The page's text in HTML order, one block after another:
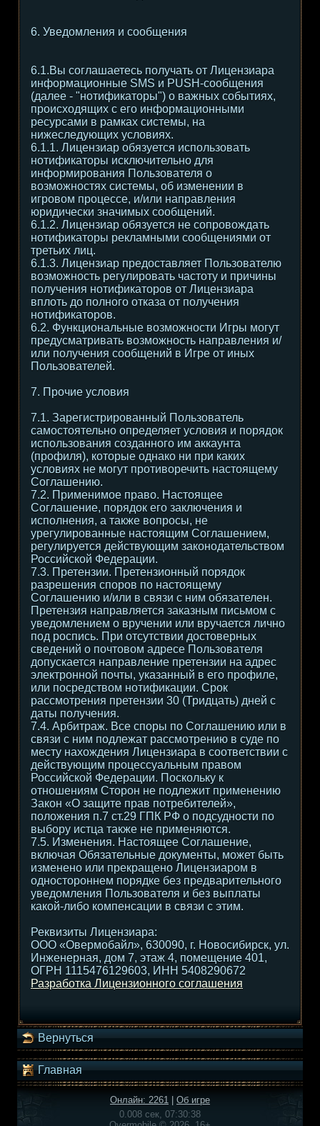
6. Уведомления и сообщения
6.1.Вы соглашаетесь получать от Лицензиара
информационные SMS и PUSH-сообщения
(далее - "нотификаторы") о важных событиях,
происходящих с его информационными
ресурсами в рамках системы, на
нижеследующих условиях.
6.1.1. Лицензиар обязуется использовать
нотификаторы исключительно для
информирования Пользователя о
возможностях системы, об изменении в
игровом процессе, и/или направления
юридически значимых сообщений.
6.1.2. Лицензиар обязуется не сопровождать
нотификаторы рекламными сообщениями от
третьих лиц.
6.1.3. Лицензиар предоставляет Пользователю
возможность регулировать частоту и причины
получения нотификаторов от Лицензиара
вплоть до полного отказа от получения
нотификаторов.
6.2. Функциональные возможности Игры могут
предусматривать возможность направления и/
или получения сообщений в Игре от иных
Пользователей.
7. Прочие условия
7.1. Зарегистрированный Пользователь
самостоятельно определяет условия и порядок
использования созданного им аккаунта
(профиля), которые однако ни при каких
условиях не могут противоречить настоящему
Соглашению.
7.2. Применимое право. Настоящее
Соглашение, порядок его заключения и
исполнения, а также вопросы, не
урегулированные настоящим Соглашением,
регулируется действующим законодательством
Российской Федерации.
7.3. Претензии. Претензионный порядок
разрешения споров по настоящему
Соглашению и/или в связи с ним обязателен.
Претензия направляется заказным письмом с
уведомлением о вручении или вручается лично
под роспись. При отсутствии достоверных
сведений о почтовом адресе Пользователя
допускается направление претензии на адрес
электронной почты, указанный в его профиле,
или посредством нотификации. Срок
рассмотрения претензии 30 (Тридцать) дней с
даты получения.
7.4. Арбитраж. Все споры по Соглашению или в
связи с ним подлежат рассмотрению в суде по
месту нахождения Лицензиара в соответствии с
действующим процессуальным правом
Российской Федерации. Поскольку к
отношениям Сторон не подлежит применению
Закон «О защите прав потребителей»,
положения п.7 ст.29 ГПК РФ о подсудности по
выбору истца также не применяются.
7.5. Изменения. Настоящее Соглашение,
включая Обязательные документы, может быть
изменено или прекращено Лицензиаром в
одностороннем порядке без предварительного
уведомления Пользователя и без выплаты
какой-либо компенсации в связи с этим.
Реквизиты Лицензиара:
ООО «Овермобайл», 630090, г. Новосибирск, ул.
Инженерная, дом 7, этаж 4, помещение 401,
ОГРН 1115476129603, ИНН 5408290672
Разработка Лицензионного соглашения
Вернуться
Главная
Онлайн: 2261
Об игре
0.008 сек, 07:30:38